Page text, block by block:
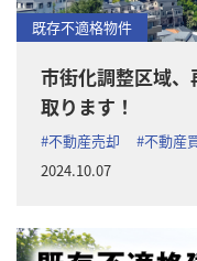
既存不適格物件
市街化調整区域
取ります！
#不動産売却
#不動産
2024.10.07